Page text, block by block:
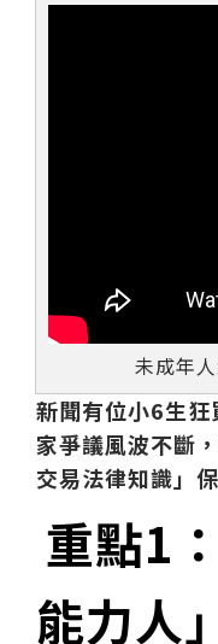
未成年
新聞有位小6生
家爭議風波不斷
交易法律知識」
重點1
能力人